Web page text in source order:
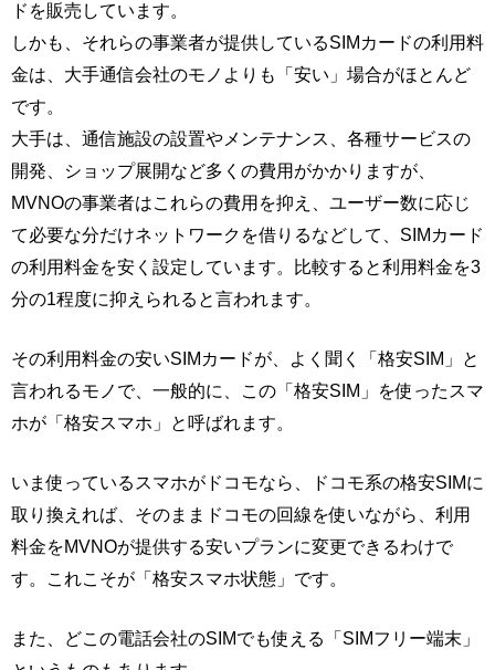
ドを販売しています。
しかも、それらの事業者が提供しているSIMカードの利用料
金は、大手通信会社のモノよりも「安い」場合がほとんど
です。
大手は、通信施設の設置やメンテナンス、各種サービスの
開発、ショップ展開など多くの費用がかかりますが、
MVNOの事業者はこれらの費用を抑え、ユーザー数に応じ
て必要な分だけネットワークを借りるなどして、SIMカード
の利用料金を安く設定しています。比較すると利用料金を3
分の1程度に抑えられると言われます。
その利用料金の安いSIMカードが、よく聞く「格安SIM」と
言われるモノで、一般的に、この「格安SIM」を使ったスマ
ホが「格安スマホ」と呼ばれます。
いま使っているスマホがドコモなら、ドコモ系の格安SIMに
取り換えれば、そのままドコモの回線を使いながら、利用
料金をMVNOが提供する安いプランに変更できるわけで
す。これこそが「格安スマホ状態」です。
また、どこの電話会社のSIMでも使える「SIMフリー端末」